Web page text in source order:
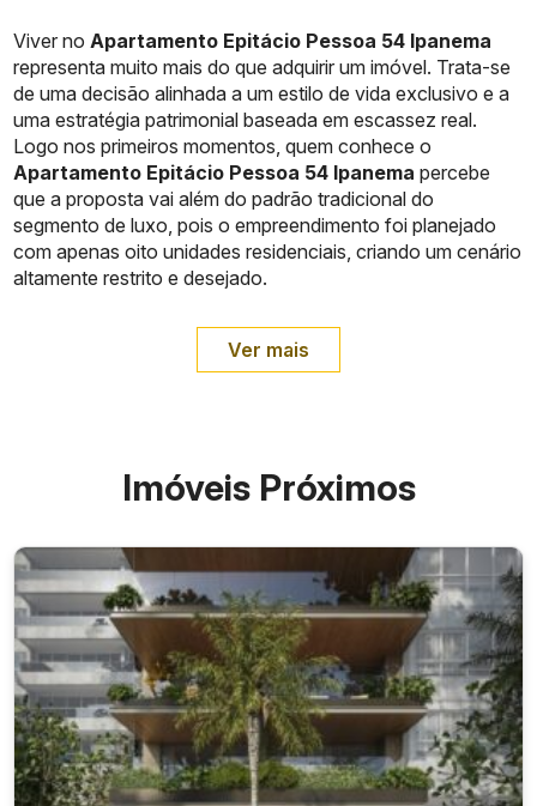
Viver no Apartamento Epitácio Pessoa 54 Ipanema
representa muito mais do que adquirir um imóvel. Trata-se
de uma decisão alinhada a um estilo de vida exclusivo e a
uma estratégia patrimonial baseada em escassez real.
Logo nos primeiros momentos, quem conhece o
Apartamento Epitácio Pessoa 54 Ipanema percebe
que a proposta vai além do padrão tradicional do
segmento de luxo, pois o empreendimento foi planejado
com apenas oito unidades residenciais, criando um cenário
altamente restrito e desejado.
Ver mais
Imóveis Próximos